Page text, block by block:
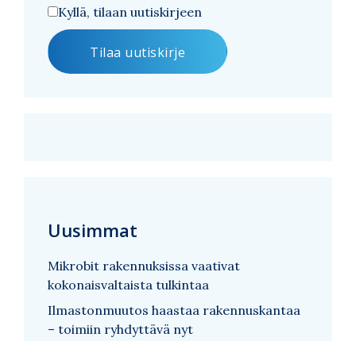
Kyllä, tilaan uutiskirjeen
Uusimmat
Mikrobit rakennuksissa vaativat
kokonaisvaltaista tulkintaa
Ilmastonmuutos haastaa rakennuskantaa
– toimiin ryhdyttävä nyt